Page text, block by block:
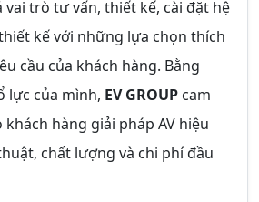
vai trò tư vấn, thiết kế, cài đặt hệ
kế với những lựa chọn thích
cầu của khách hàng. Bằng
lực của mình, EV GROUP cam
hàng giải pháp AV hiệu
chất lượng và chi phí đầu